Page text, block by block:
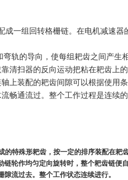
成一组回转格栅链。在电机减速器
轨的导向，使每组耙齿之间产生
靠清扫器的反向运动把粘在耙齿
上装配的耙齿间隙可以根据使用
畅通流过。整个工作过程是连续的
特殊形耙齿，按一定的排序装配在耙
轮作均匀定向旋转时，整个耙齿链便
流过去。整个工作状态连续进行。